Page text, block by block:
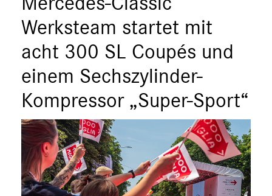
ÜBER UNS
ANSPRECHPARTNER
Werksteam startet mit
acht 300 SL Coupés und
einem Sechszylinder-
Kompressor „Super-Sport“